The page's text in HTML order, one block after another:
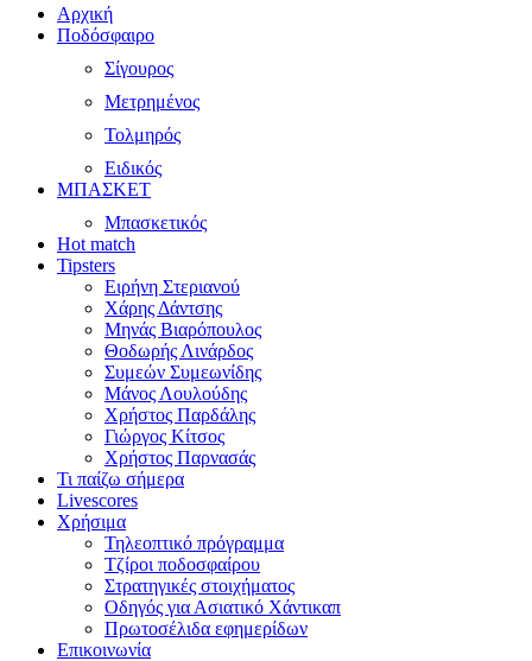
Αρχική
Ποδόσφαιρο
Σίγουρος
Μετρημένος
Τολμηρός
Ειδικός
ΜΠΑΣΚΕΤ
Μπασκετικός
Hot match
Tipsters
Ειρήνη Στεριανού
Χάρης Δάντσης
Μηνάς Βιαρόπουλος
Θοδωρής Λινάρδος
Συμεών Συμεωνίδης
Μάνος Λουλούδης
Χρήστος Παρδάλης
Γιώργος Κίτσος
Χρήστος Παρνασάς
Τι παίζω σήμερα
Livescores
Χρήσιμα
Τηλεοπτικό πρόγραμμα
Τζίροι ποδοσφαίρου
Στρατηγικές στοιχήματος
Οδηγός για Ασιατικό Χάντικαπ
Πρωτοσέλιδα εφημερίδων
Επικοινωνία